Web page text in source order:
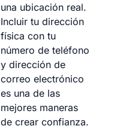
una ubicación real.
Incluir tu dirección
física con tu
número de teléfono
y dirección de
correo electrónico
es una de las
mejores maneras
de crear confianza.